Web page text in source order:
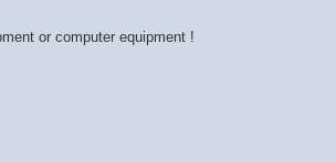
or computer equipment !